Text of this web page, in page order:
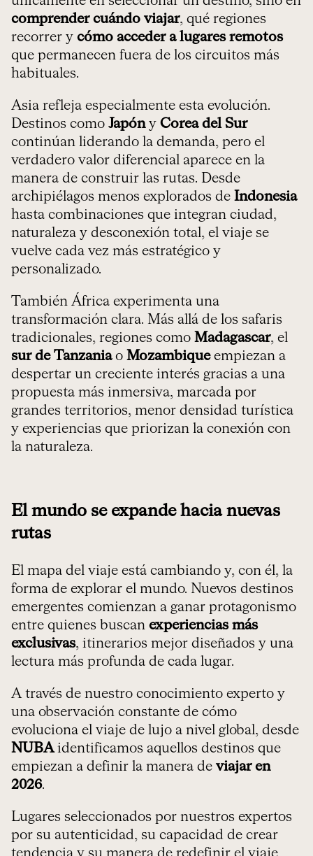
comprender cuándo viajar, qué regiones
recorrer y cómo acceder a lugares remotos
que permanecen fuera de los circuitos más
habituales.
Asia refleja especialmente esta evolución.
Destinos como Japóny Corea del Sur
continúan liderando la demanda, pero el
verdadero valor diferencial aparece en la
manera de construir las rutas. Desde
archipiélagos menos explorados de Indonesia
hasta combinaciones que integran ciudad,
naturaleza y desconexión total, el viaje se
vuelve cada vez más estratégico y
personalizado.
También África experimenta una
transformación clara. Más allá de los safaris
tradicionales, regiones como Madagascar, el
sur de Tanzaniao Mozambiqueempiezan a
despertar un creciente interés gracias a una
propuesta más inmersiva, marcada por
grandes territorios, menor densidad turística
y experiencias que priorizan la conexión con
la naturaleza.
El mundo se expande hacia nuevas
rutas
El mapa del viaje está cambiando y, con él, la
forma de explorar el mundo. Nuevos destinos
emergentes comienzan a ganar protagonismo
entre quienes buscan experiencias más
exclusivas, itinerarios mejor diseñados y una
lectura más profunda de cada lugar.
A través de nuestro conocimiento experto y
una observación constante de cómo
evoluciona el viaje de lujo a nivel global, desde
NUBAidentificamos aquellos destinos que
empiezan a definir la manera de viajar en
2026.
Lugares seleccionados por nuestros expertos
por su autenticidad, su capacidad de crear